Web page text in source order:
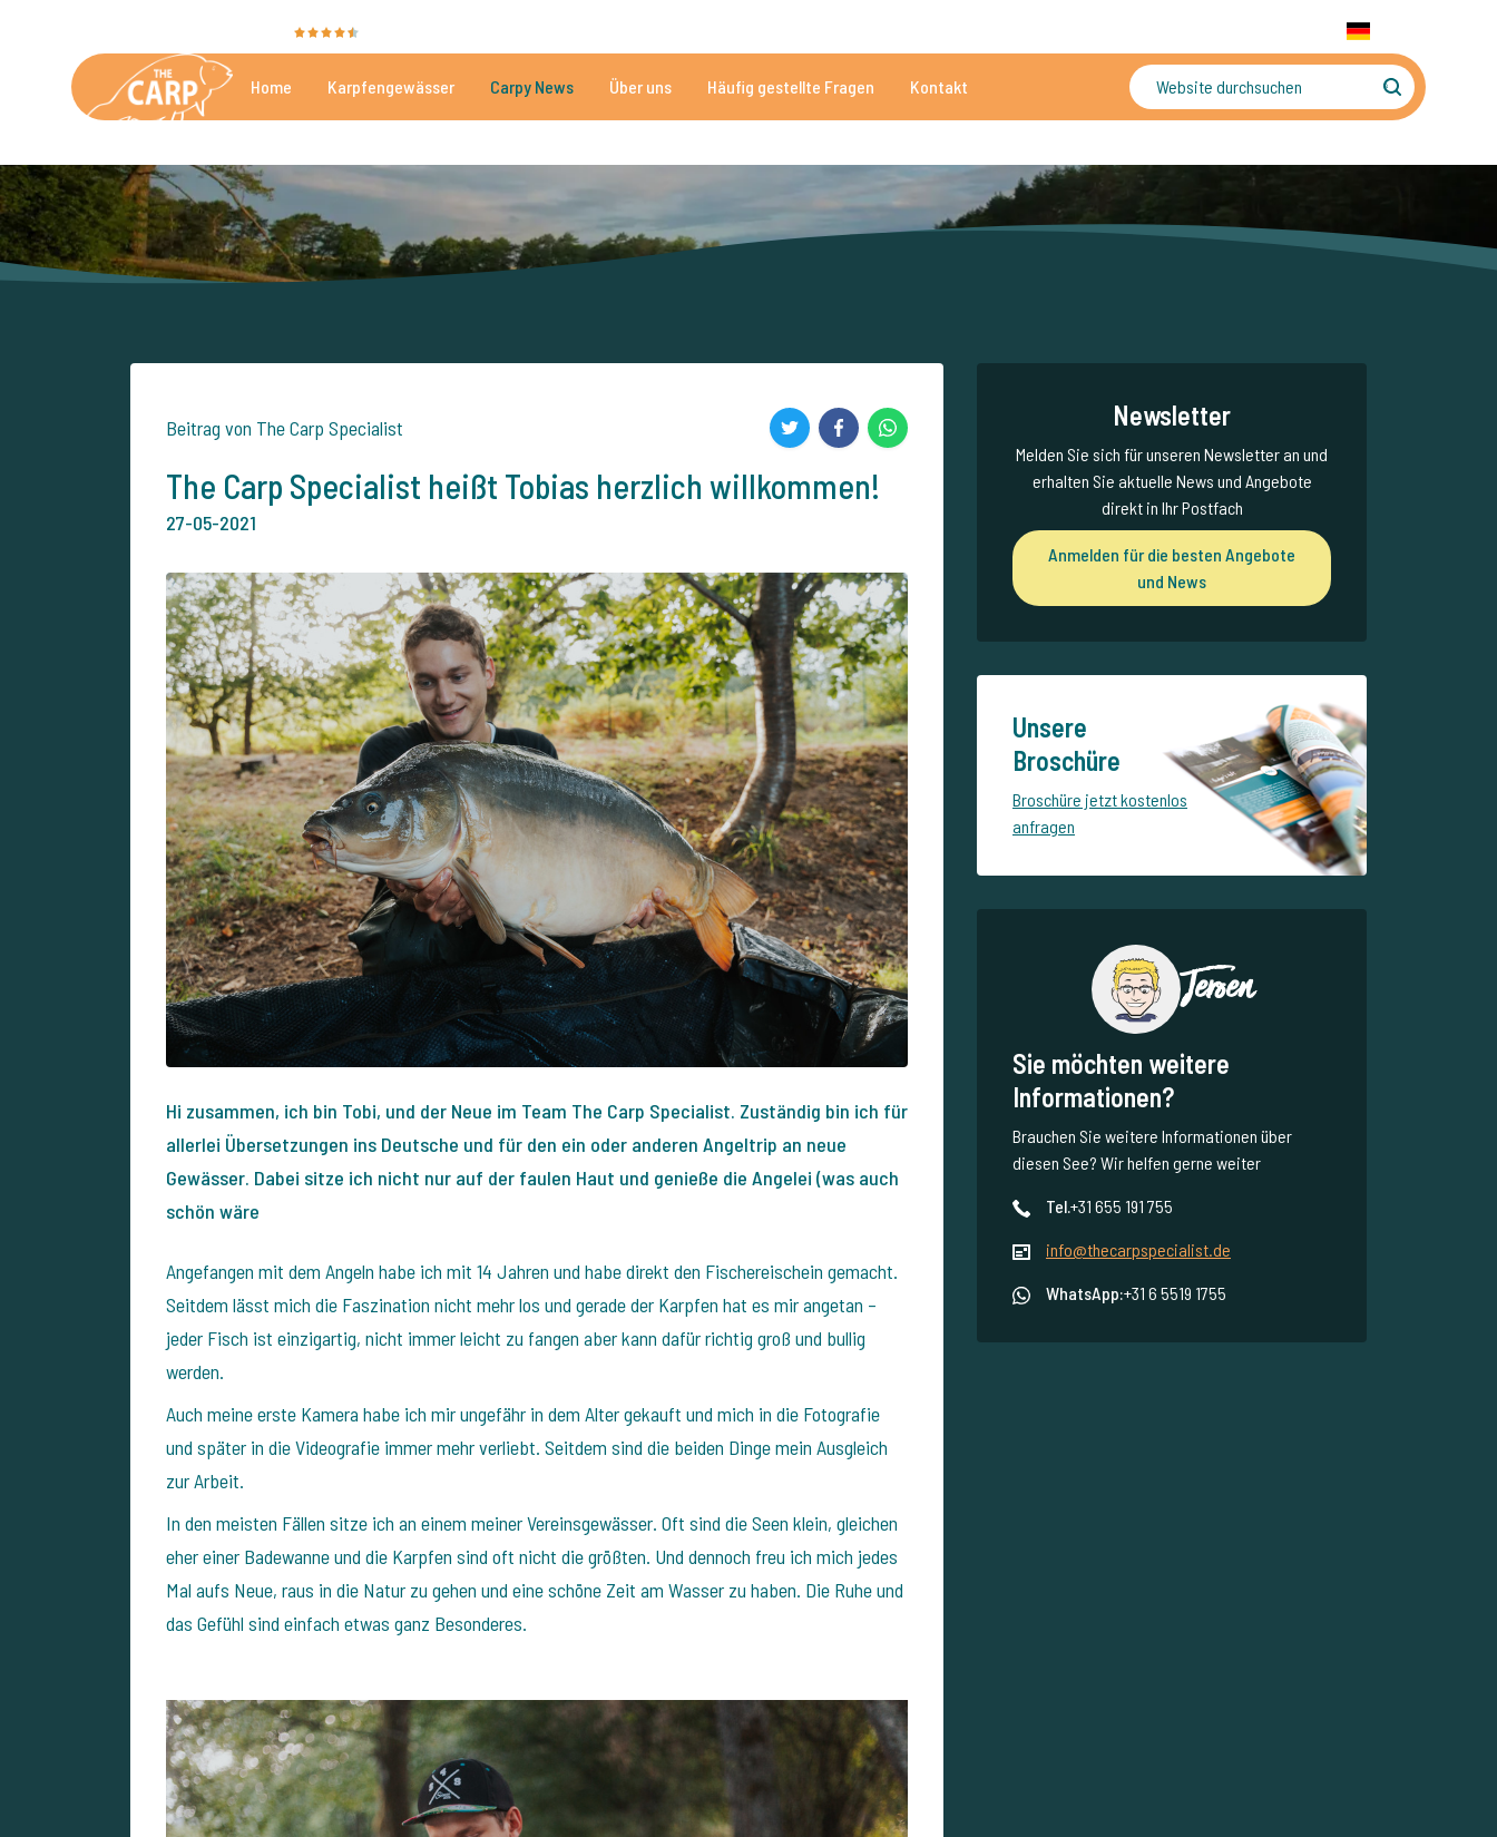
Home Karpfengewässer Carpy News Über uns Häufig gestellte Fragen Kontakt
Beitrag von The Carp Specialist
The Carp Specialist heißt Tobias herzlich willkommen!
27-05-2021
Hi zusammen, ich bin Tobi, und der Neue im Team The Carp Specialist. Zuständig bin ich für
allerlei Übersetzungen ins Deutsche und für den ein oder anderen Angeltrip an neue
Gewässer. Dabei sitze ich nicht nur auf der faulen Haut und genieße die Angelei (was auch
schön wäre
Angefangen mit dem Angeln habe ich mit 14 Jahren und habe direkt den Fischereischein gemacht.
Seitdem lässt mich die Faszination nicht mehr los und gerade der Karpfen hat es mir angetan –
jeder Fisch ist einzigartig, nicht immer leicht zu fangen aber kann dafür richtig groß und bullig
werden.
Auch meine erste Kamera habe ich mir ungefähr in dem Alter gekauft und mich in die Fotografie
und später in die Videografie immer mehr verliebt. Seitdem sind die beiden Dinge mein Ausgleich
zur Arbeit.
In den meisten Fällen sitze ich an einem meiner Vereinsgewässer. Oft sind die Seen klein, gleichen
eher einer Badewanne und die Karpfen sind oft nicht die größten. Und dennoch freu ich mich jedes
Mal aufs Neue, raus in die Natur zu gehen und eine schöne Zeit am Wasser zu haben. Die Ruhe und
das Gefühl sind einfach etwas ganz Besonderes.
Newsletter
Melden Sie sich für unseren Newsletter an und
erhalten Sie aktuelle News und Angebote
direkt in Ihr Postfach
Anmelden für die besten Angebote
und News
Unsere
Broschüre
Broschüre jetzt kostenlos
anfragen
Jeroen
Sie möchten weitere
Informationen?
Brauchen Sie weitere Informationen über
diesen See? Wir helfen gerne weiter
Tel.+31 655 191 755
info@thecarpspecialist.de
WhatsApp:+31 6 5519 1755